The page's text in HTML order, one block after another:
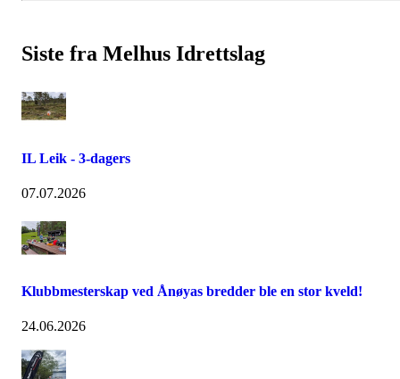
Siste fra Melhus Idrettslag
IL Leik - 3-dagers
07.07.2026
Klubbmesterskap ved Ånøyas bredder ble en stor kveld!
24.06.2026